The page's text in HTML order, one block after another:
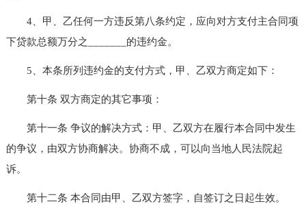
4、甲、乙任何一方违反第八条约定，应向对方支付主合同项
下贷款总额万分之_______的违约金。
5、本条所列违约金的支付方式，甲、乙双方商定如下：
第十条 双方商定的其它事项：
第十一条 争议的解决方式：甲、乙双方在履行本合同中发生
的争议，由双方协商解决。协商不成，可以向当地人民法院起
诉。
第十二条 本合同由甲、乙双方签字，自签订之日起生效。